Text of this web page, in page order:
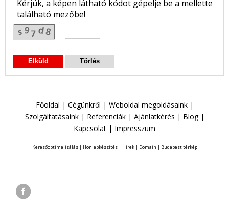
Kérjük, a képen látható kódot gépelje be a mellette
található mezőbe!
Főoldal | Cégünkről | Weboldal megoldásaink|
Szolgáltatásaink| Referenciák| Ajánlatkérés | Blog|
Kapcsolat | Impresszum
Keresőoptimalizálás| Honlapkészítés| Hírek| Domain | Budapest térkép